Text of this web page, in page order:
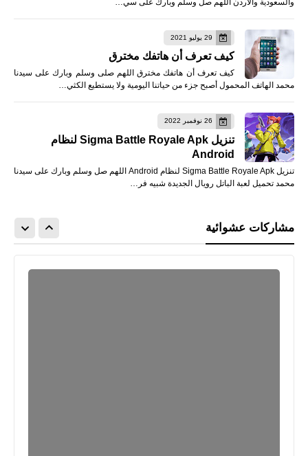
والسعودية والاردن اللهم صل وسلم وبارك على سي…
29 يوليو 2021
كيف تعرف أن هاتفك مخترق
كيف تعرف أن هاتفك مخترق اللهم صلى وسلم وبارك على سيدنا
محمد الهاتف المحمول أصبح جزء من حياتنا اليومية ولا يستطيع الكثي…
26 نوفمبر 2022
تنزيل Sigma Battle Royale Apk لنظام
Android
تنزيل Sigma Battle Royale Apk لنظام Android اللهم صل وسلم وبارك على سيدنا
محمد تحميل لعبة الباتل رويال الجديدة شبيه فر…
مشاركات عشوائية